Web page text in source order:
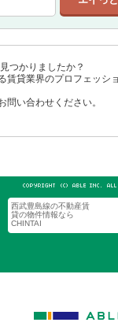
つかりましたか？
賃貸業界のプロフェッシ
い合わせください。
西武豊島線の不動産賃
貸の物件情報なら
CHINTAI